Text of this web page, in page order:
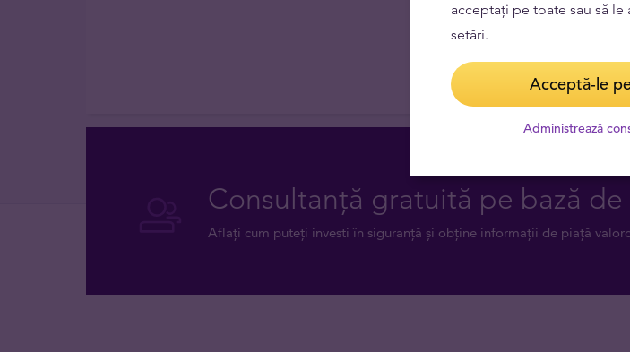
Consultanță gratuită pe bază
Aflați cum puteți investi în siguranță și obține informații de piață
acceptați pe toate sau să
setări.
Acceptă-le
Administrează